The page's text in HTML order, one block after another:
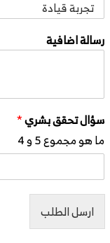
رسالة اضافية
سؤال تحقق بشري*
ما هو مجموع 5 و 4
ارسل الطلب